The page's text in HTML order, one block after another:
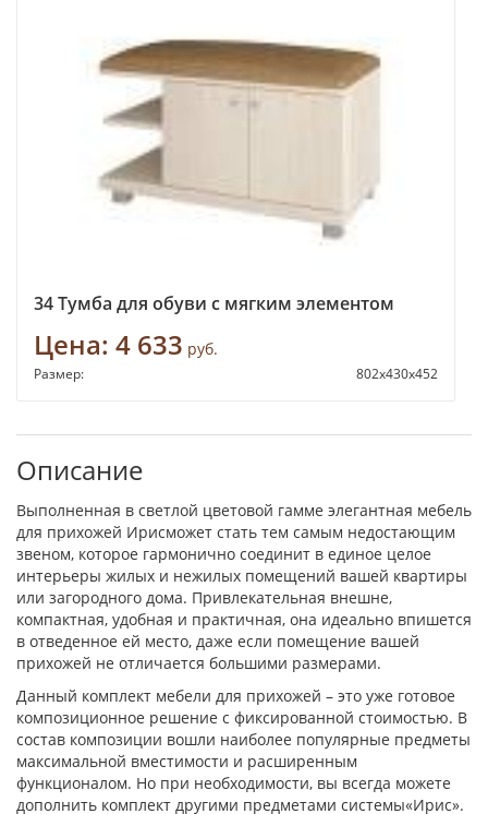
34 Тумба для обуви с мягким элементом
Цена: 4 633 руб.
Размер: 802x430x452
Описание
Выполненная в светлой цветовой гамме элегантная мебель
для прихожей Ирисможет стать тем самым недостающим
звеном, которое гармонично соединит в единое целое
интерьеры жилых и нежилых помещений вашей квартиры
или загородного дома. Привлекательная внешне,
компактная, удобная и практичная, она идеально впишется
в отведенное ей место, даже если помещение вашей
прихожей не отличается большими размерами.
Данный комплект мебели для прихожей – это уже готовое
композиционное решение с фиксированной стоимостью. В
состав композиции вошли наиболее популярные предметы
максимальной вместимости и расширенным
функционалом. Но при необходимости, вы всегда можете
дополнить комплект другими предметами системы«Ирис».